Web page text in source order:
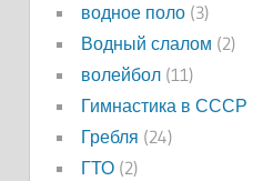
водное поло(3)
Водный слалом (2)
волейбол(11)
Гимнастика в СССР
Гребля (24)
ГТО(2)